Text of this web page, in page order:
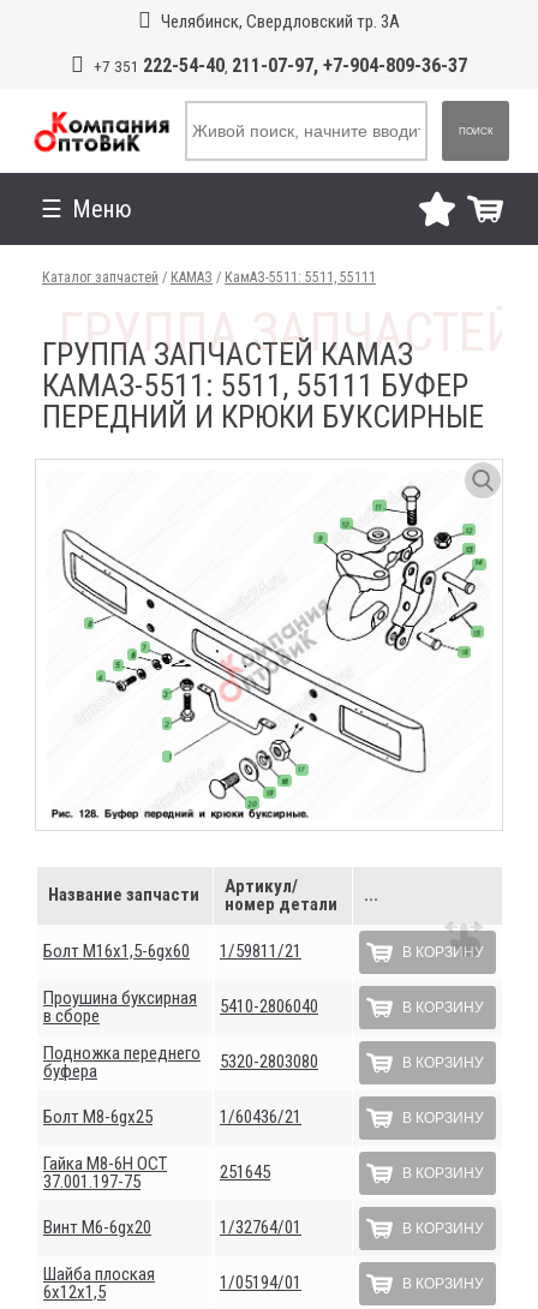
Челябинск, Свердловский тр. 3А
+7 351 222-54-40, 211-07-97, +7-904-809-36-37
ПОИСК
Меню
Каталог запчастей / КАМАЗ / КамАЗ-5511: 5511, 55111
ГРУППА ЗАПЧАСТЕЙ КАМАЗ
КАМАЗ-5511: 5511, 55111 БУФЕР
ПЕРЕДНИЙ И КРЮКИ БУКСИРНЫЕ
Название запчасти
Артикул/
номер детали
...
Болт М16х1,5-6gх60 1/59811/21 В КОРЗИНУ
Проушина буксирная
в сборе
5410-2806040 В КОРЗИНУ
Подножка переднего
буфера
5320-2803080 В КОРЗИНУ
Болт М8-6gх25 1/60436/21 В КОРЗИНУ
Гайка М8-6Н ОСТ
37.001.197-75
251645 В КОРЗИНУ
Винт М6-6gх20 1/32764/01 В КОРЗИНУ
Шайба плоская
6х12х1,5
1/05194/01 В КОРЗИНУ